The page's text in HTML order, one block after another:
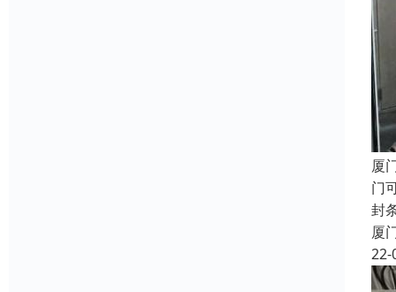
厦
门
封
厦
22-